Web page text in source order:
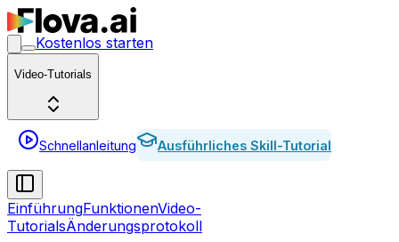
Kostenlos starten
Video-Tutorials
Schnellanleitung Ausführliches Skill-Tutorial
EinführungFunktionenVideo-
TutorialsÄnderungsprotokoll